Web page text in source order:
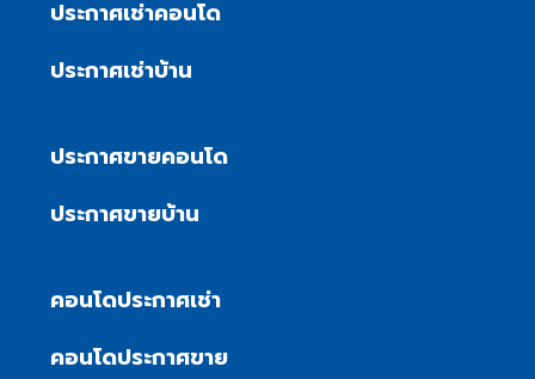
ประกาศเช่าคอนโด
ประกาศเช่าบ้าน
ประกาศขายคอนโด
ประกาศขายบ้าน
คอนโดประกาศเช่า
คอนโดประกาศขาย